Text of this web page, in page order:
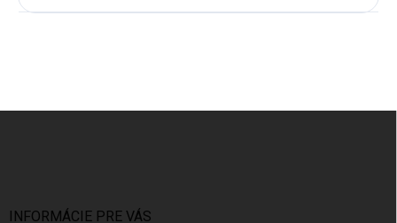
INFORMÁCIE PRE VÁS